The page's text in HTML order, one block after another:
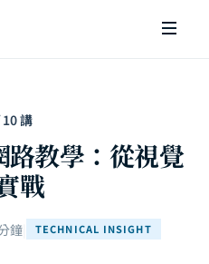
講
教學：從視覺
戰
鐘 TECHNICAL INSIGHT